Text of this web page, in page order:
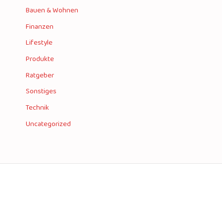
Bauen & Wohnen
Finanzen
Lifestyle
Produkte
Ratgeber
Sonstiges
Technik
Uncategorized